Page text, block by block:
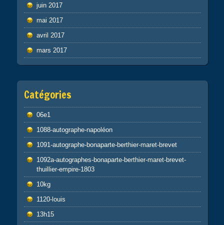
juin 2017
mai 2017
avril 2017
mars 2017
Catégories
06e1
1088-autographe-napoléon
1091-autographe-bonaparte-berthier-maret-brevet
1092a-autographes-bonaparte-berthier-maret-brevet-
thuillier-empire-1803
10kg
1120-louis
13h15